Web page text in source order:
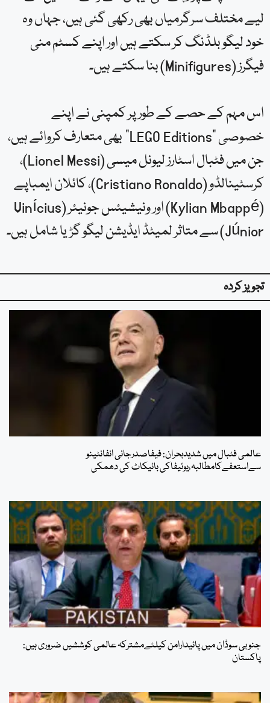
لیے مختلف سرگرمیاں بھی رکھی گئی ہیں، جہاں وہ
خود لیگو بلڈنگ کر سکتے ہیں اور اپنے کسٹم منی
فیگرز (Minifigures) بنا سکتے ہیں۔
اس مہم کے حصے کے طور پر کمپنی نے اپنے
خصوصی “LEGO Editions” بھی متعارف کروائے ہیں،
جن میں فٹبال اسٹارز لیونل میسی (Lionel Messi)،
کرسٹینالڈو (Cristiano Ronaldo)، کائلان ایمباپے
(Kylian Mbappé) اور ونیشیئس جونیئر (Vinícius
Júnior) سے متاثر لمیٹڈ ایڈیشن لیگو گڑیا شامل ہیں۔
تجویز کردہ
عالمی فٹبال میں شدیدبحران: فیفاصدرجانی انفانٹینو
سےاستعفےکامطالبہ،یوئیفاکی بائیکاٹ کی دھمکی
جنوبی سوڈان میں پائیدارامن کیلئےمشترکہ عالمی کوششیں ضروری ہیں:
پاکستان